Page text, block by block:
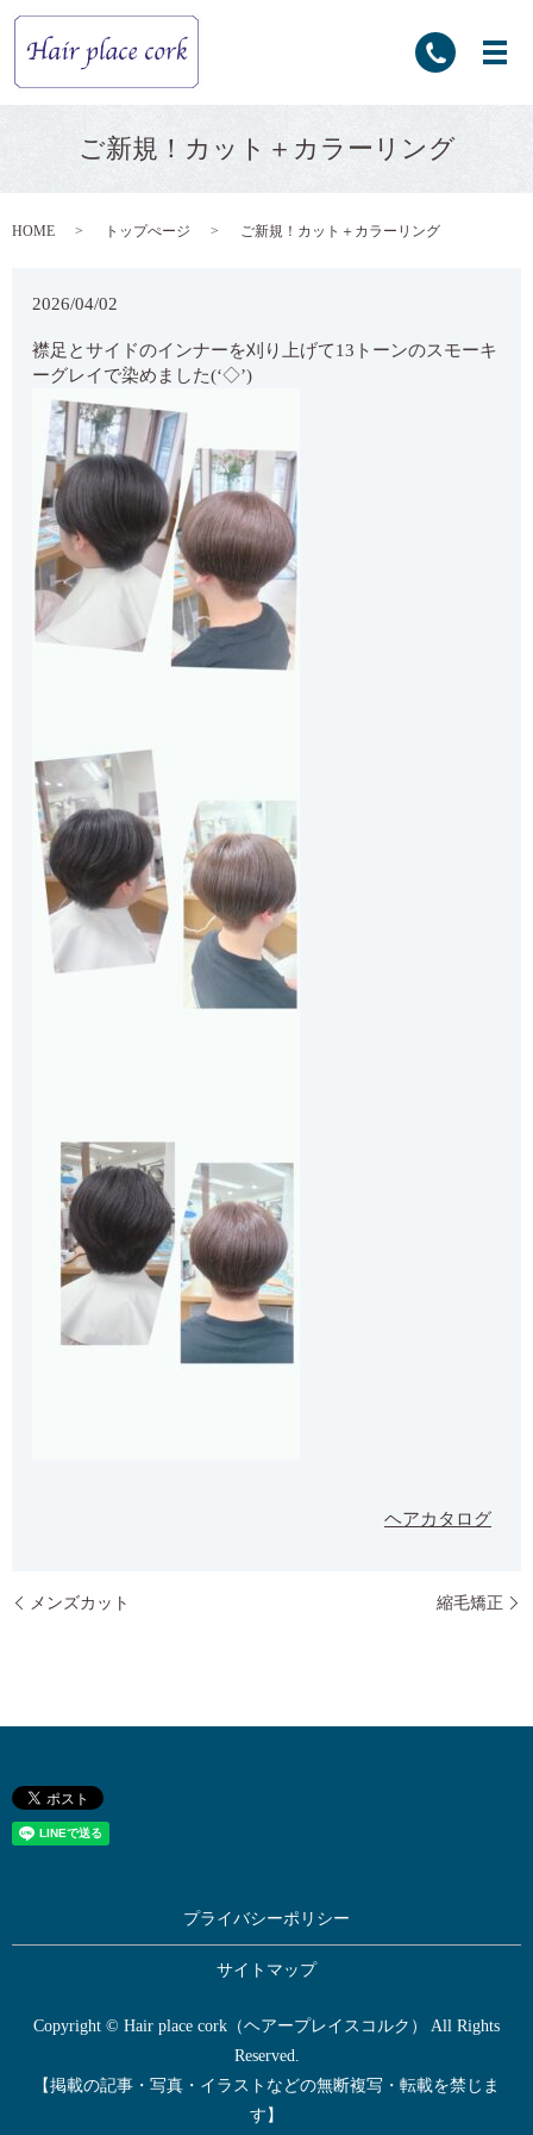
ご新規！カット＋カラーリング
HOME トップぺージ ご新規！カット＋カラーリング
2026/04/02
襟足とサイドのインナーを刈り上げて13トーンのスモーキ
ーグレイで染めました(‘◇’)ゞ
ヘアカタログ
メンズカット 縮毛矯正
プライバシーポリシー
サイトマップ
Copyright © Hair place cork（ヘアープレイスコルク） All Rights
Reserved.
【掲載の記事・写真・イラストなどの無断複写・転載を禁じま
す】